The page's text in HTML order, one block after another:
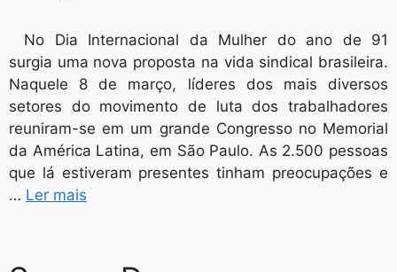
No Dia Internacional da Mulher do ano de 91
surgia uma nova proposta na vida sindical brasileira.
Naquele 8 de março, líderes dos mais diversos
setores do movimento de luta dos trabalhadores
reuniram-se em um grande Congresso no Memorial
da América Latina, em São Paulo. As 2.500 pessoas
que lá estiveram presentes tinham preocupações e
… Ler mais